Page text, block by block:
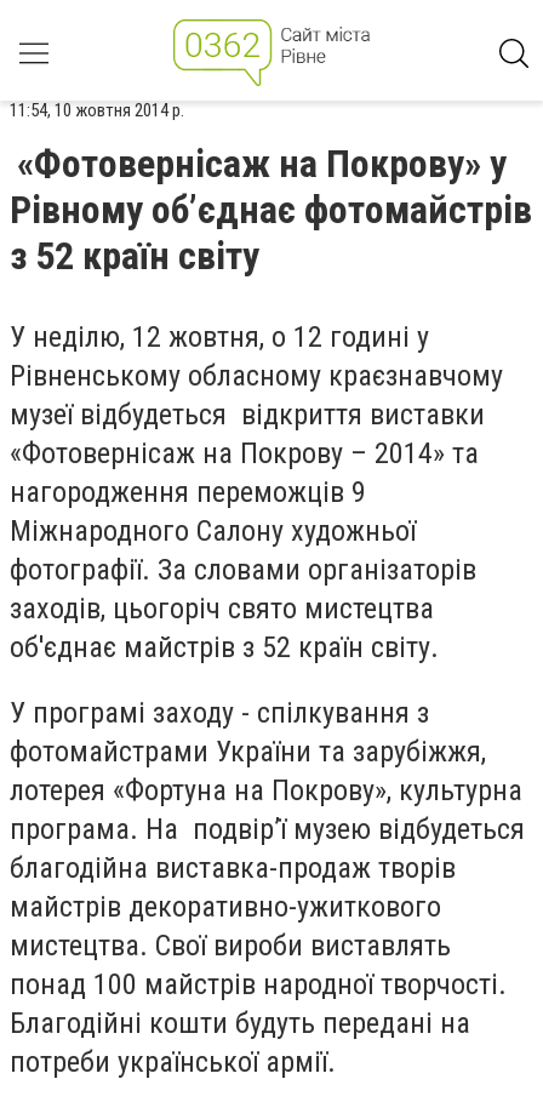
11:54, 10 жовтня 2014 р.
«Фотовернісаж на Покрову» у
Рівному об’єднає фотомайстрів
з 52 країн світу
У неділю, 12 жовтня, о 12 годині у
Рівненському обласному краєзнавчому
музеї відбудеться відкриття виставки
«Фотовернісаж на Покрову – 2014» та
нагородження переможців 9
Міжнародного Салону художньої
фотографії. За словами організаторів
заходів, цьогоріч свято мистецтва
об'єднає майстрів з 52 країн світу.
У програмі заходу - спілкування з
фотомайстрами України та зарубіжжя,
лотерея «Фортуна на Покрову», культурна
програма. На подвір’ї музею відбудеться
благодійна виставка-продаж творів
майстрів декоративно-ужиткового
мистецтва. Свої вироби виставлять
понад 100 майстрів народної творчості.
Благодійні кошти будуть передані на
потреби української армії.